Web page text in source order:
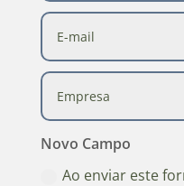
Novo Campo
Ao enviar este